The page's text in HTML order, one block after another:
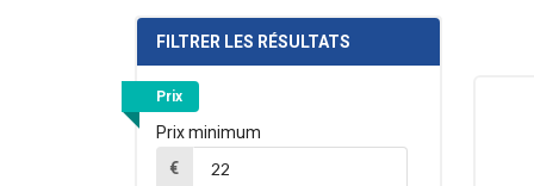
FILTRER LES RÉSULTATS
Prix
Prix minimum
€